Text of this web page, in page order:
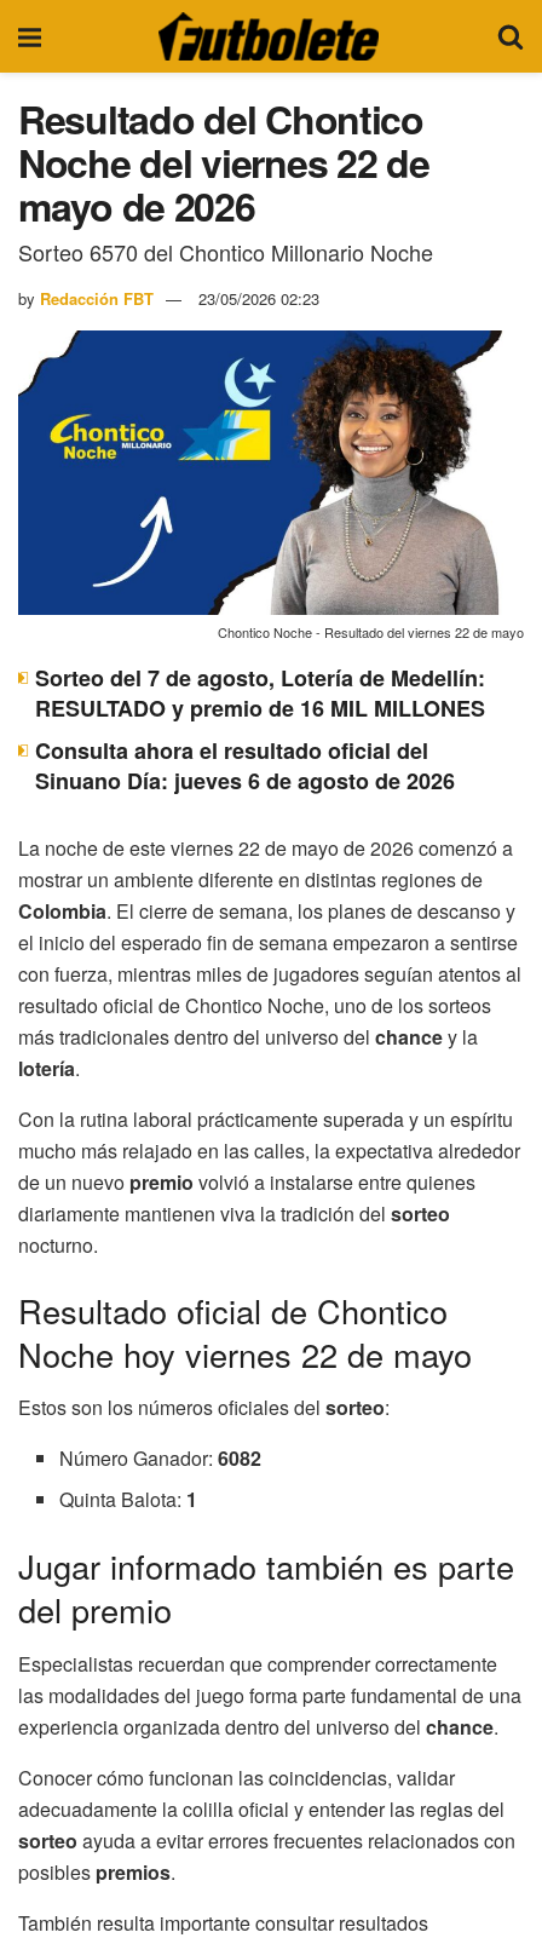
Resultado del Chontico
Noche del viernes 22 de
mayo de 2026
Sorteo 6570 del Chontico Millonario Noche
by Redacción FBT 23/05/2026 02:23
Chontico Noche - Resultado del viernes 22 de mayo
Sorteo del 7 de agosto, Lotería de Medellín:
RESULTADO y premio de 16 MIL MILLONES
Consulta ahora el resultado oficial del
Sinuano Día: jueves 6 de agosto de 2026
La noche de este viernes 22 de mayo de 2026 comenzó a
mostrar un ambiente diferente en distintas regiones de
Colombia. El cierre de semana, los planes de descanso y
el inicio del esperado fin de semana empezaron a sentirse
con fuerza, mientras miles de jugadores seguían atentos al
resultado oficial de Chontico Noche, uno de los sorteos
más tradicionales dentro del universo del chancey la
lotería.
Con la rutina laboral prácticamente superada y un espíritu
mucho más relajado en las calles, la expectativa alrededor
de un nuevo premio volvió a instalarse entre quienes
diariamente mantienen viva la tradición del sorteo
nocturno.
Resultado oficial de Chontico
Noche hoy viernes 22 de mayo
Estos son los números oficiales del sorteo:
Número Ganador:6082
Quinta Balota: 1
Jugar informado también es parte
del premio
Especialistas recuerdan que comprender correctamente
las modalidades del juego forma parte fundamental de una
experiencia organizada dentro del universo del chance.
Conocer cómo funcionan las coincidencias, validar
adecuadamente la colilla oficial y entender las reglas del
sorteo ayuda a evitar errores frecuentes relacionados con
posibles premios.
También resulta importante consultar resultados